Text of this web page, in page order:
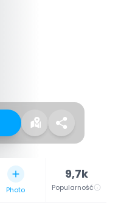
Photo
9,7k
Popularność